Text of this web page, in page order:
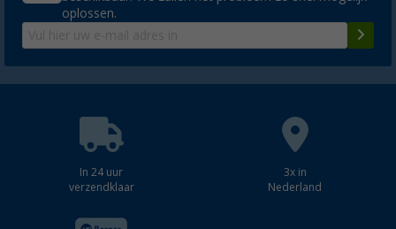
oplossen.
In 24 uur
verzendklaar
3x in
Nederland